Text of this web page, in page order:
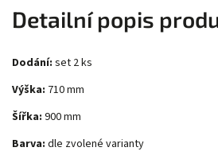
Detailní popis
Dodání: set 2 ks
Výška: 710 mm
Šířka: 900 mm
Barva: dle zvolené varianty